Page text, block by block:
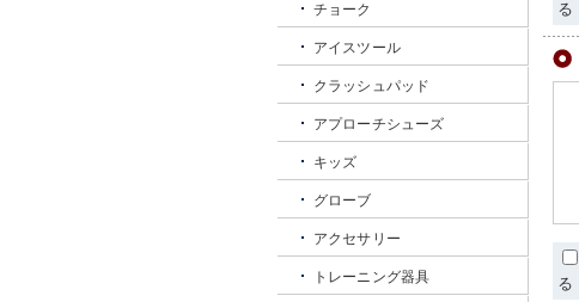
る
る
チョーク
アイスツール
クラッシュパッド
アプローチシューズ
キッズ
グローブ
アクセサリー
トレーニング器具